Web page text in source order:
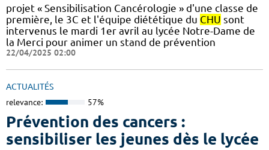
projet « Sensibilisation Cancérologie » d'une classe de
première, le 3C et l'équipe diététique du CHU sont
intervenus le mardi 1er avril au lycée Notre-Dame de
la Merci pour animer un stand de prévention
22/04/2025 02:00
ACTUALITÉS
relevance: 57%
Prévention des cancers :
sensibiliser les jeunes dès le lycée